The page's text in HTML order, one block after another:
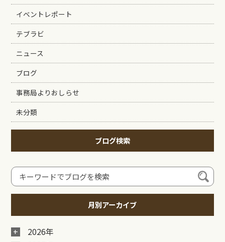
イベントレポート
テブラビ
ニュース
ブログ
事務局よりおしらせ
未分類
ブログ検索
月別アーカイブ
2026年